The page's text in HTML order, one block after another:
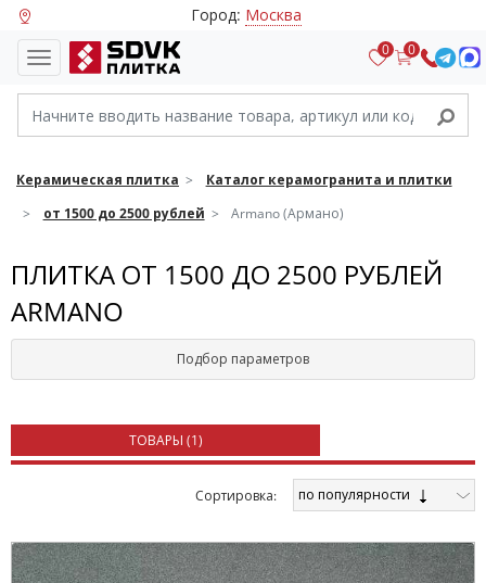
Город: Москва
0 0
Керамическая плитка
Каталог керамогранита и плитки
от 1500 до 2500 рублей
Armano (Армано)
ПЛИТКА ОТ 1500 ДО 2500 РУБЛЕЙ
ARMANO
Подбор параметров
ТОВАРЫ (1)
Cортировка: по популярности